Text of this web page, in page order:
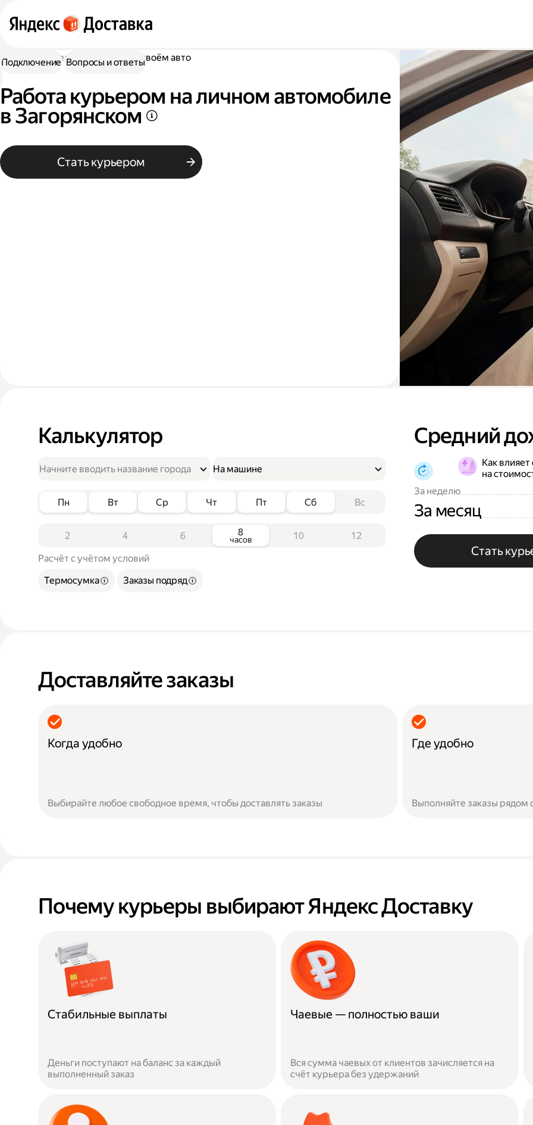
Работа водителем Работа на своём авто
Работа курьером на личном автомобиле
в Загорянском
Стать курьером
Подключение Вопросы и ответы
Калькулятор
На машине
Пн Вт Ср Чт Пт Сб Вс
2 4 6 8
часов 10 12
Расчёт с учётом условий
Термосумка
Заказы подряд
Средний
Как влияет
на
За неделю
За месяц
Стать
Доставляйте заказы
Когда удобно
Выбирайте любое свободное время, чтобы доставлять заказы
Где удобно
Выполняйте заказы
Почему курьеры выбирают Яндекс Доставку
Стабильные выплаты
Деньги поступают на баланс за каждый
выполненный заказ
Чаевые — полностью ваши
Вся сумма чаевых от клиентов зачисляется на
счёт курьера без удержаний